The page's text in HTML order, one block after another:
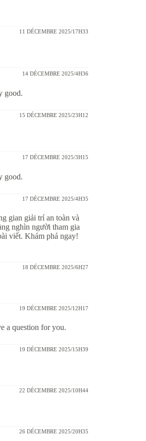
11 DÉCEMBRE 2025/17H33
14 DÉCEMBRE 2025/4H36
good.
15 DÉCEMBRE 2025/23H12
17 DÉCEMBRE 2025/3H15
good.
17 DÉCEMBRE 2025/4H35
gian giải trí an toàn và
nghìn người tham gia
viết. Khám phá ngay!
18 DÉCEMBRE 2025/6H27
19 DÉCEMBRE 2025/12H17
a question for you.
19 DÉCEMBRE 2025/15H39
22 DÉCEMBRE 2025/10H44
26 DÉCEMBRE 2025/20H35